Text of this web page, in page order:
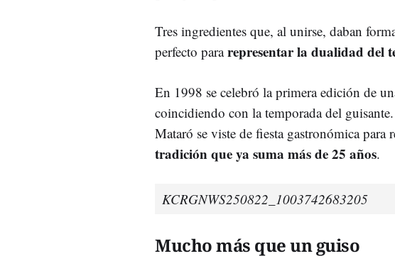
Tres ingredientes que, al unirse, daban
perfecto pararepresentar la dualidad del
En 1998 se celebró la primera edición de
coincidiendo con la temporada del
Mataró se viste de fiesta gastronómica
tradición que ya suma más de 25 años.
KCRGNWS250822_1003742683205
Mucho más que un guiso